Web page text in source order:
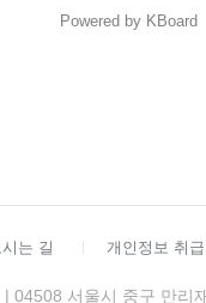
Powered by KBoard
시는 길 개인정보 취
| 04508 서울시 중구 만리